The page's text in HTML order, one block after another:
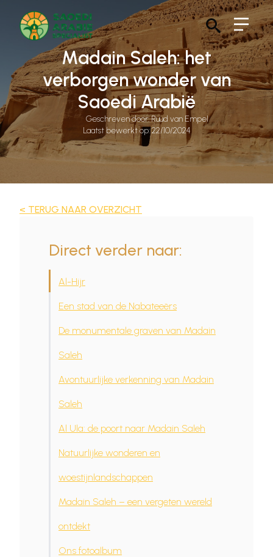
Search
for:
Madain Saleh: het
verborgen wonder van
Saoedi Arabië
Geschreven door: Ruud van Empel
Laatst bewerkt op: 22/10/2024
< TERUG NAAR OVERZICHT
Direct verder naar:
Al-Hijr
Een stad van de Nabateeërs
De monumentale graven van Madain
Saleh
Avontuurlijke verkenning van Madain
Saleh
Al Ula: de poort naar Madain Saleh
Natuurlijke wonderen en
woestijnlandschappen
Madain Saleh – een vergeten wereld
ontdekt
Ons fotoalbum